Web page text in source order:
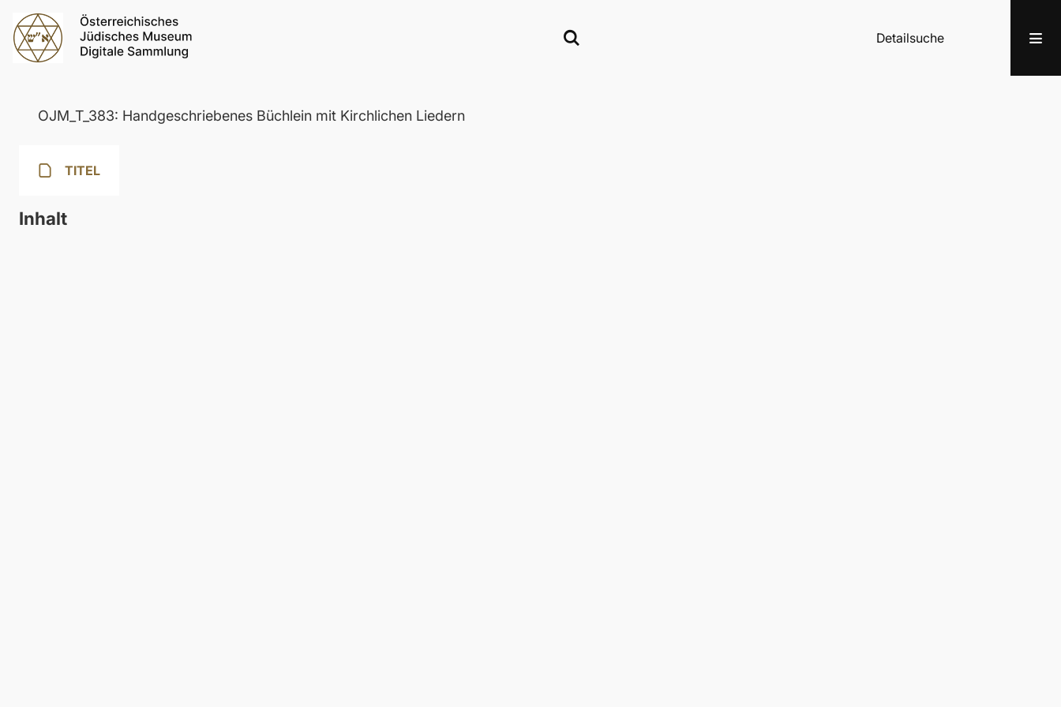
Detailsuche
OJM_T_383: Handgeschriebenes Büchlein mit Kirchlichen Liedern
TITEL
Inhalt